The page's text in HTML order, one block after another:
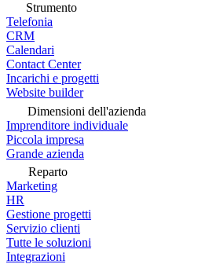
Strumento
Telefonia
CRM
Calendari
Contact Center
Incarichi e progetti
Website builder
Dimensioni dell'azienda
Imprenditore individuale
Piccola impresa
Grande azienda
Reparto
Marketing
HR
Gestione progetti
Servizio clienti
Tutte le soluzioni
Integrazioni